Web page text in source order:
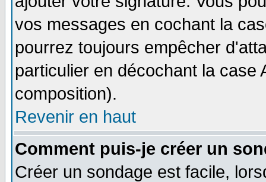
vos messages en cochant la
pourrez toujours empêcher
particulier en décochant la
composition).
Revenir en haut
Comment puis-je créer un
Créer un sondage est facile,